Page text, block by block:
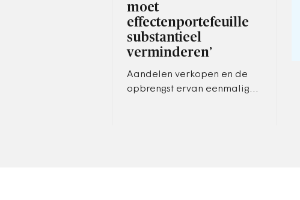
moet
effectenportefeuille
substantieel
verminderen’
Aandelen verkopen en de
opbrengst ervan eenmalig